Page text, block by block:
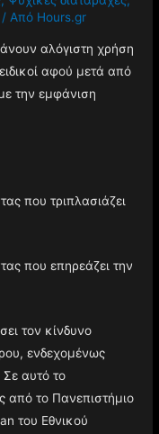
/ Από Hours.gr
αλόγιστη χρήση
αφού μετά από
την εμφάνιση
που τριπλασιάζει
που επηρεάζει την
τον κίνδυνο
ενδεχομένως
αυτό το
από το Πανεπιστήμιο
του Εθνικού